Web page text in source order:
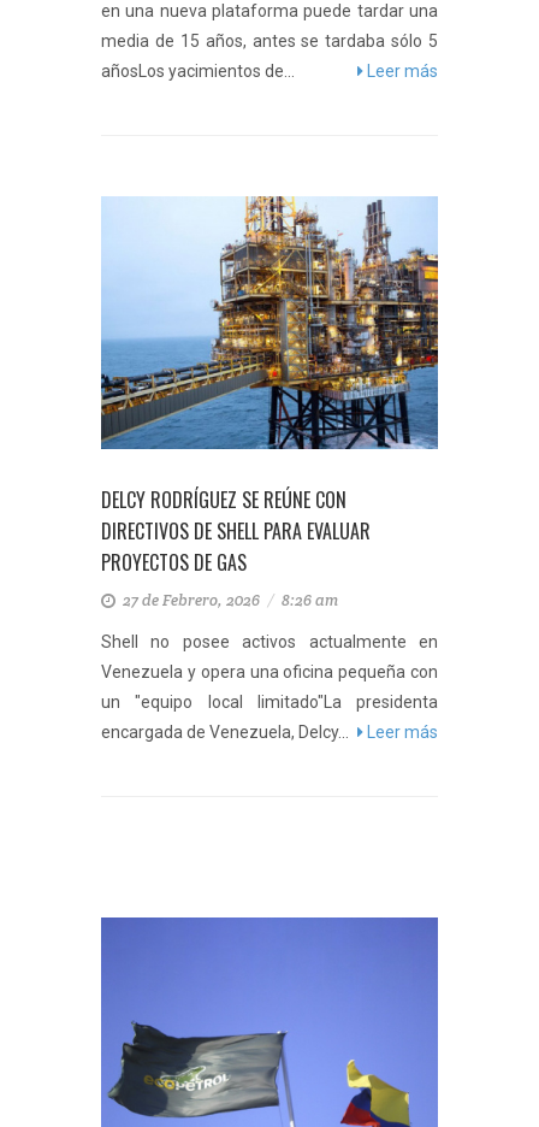
en una nueva plataforma puede tardar una
media de 15 años, antes se tardaba sólo 5
añosLos yacimientos de...
Leer más
DELCY RODRÍGUEZ SE REÚNE CON
DIRECTIVOS DE SHELL PARA EVALUAR
PROYECTOS DE GAS
27 de Febrero, 2026 / 8:26 am
Shell no posee activos actualmente en
Venezuela y opera una oficina pequeña con
un "equipo local limitado"La presidenta
encargada de Venezuela, Delcy...
Leer más